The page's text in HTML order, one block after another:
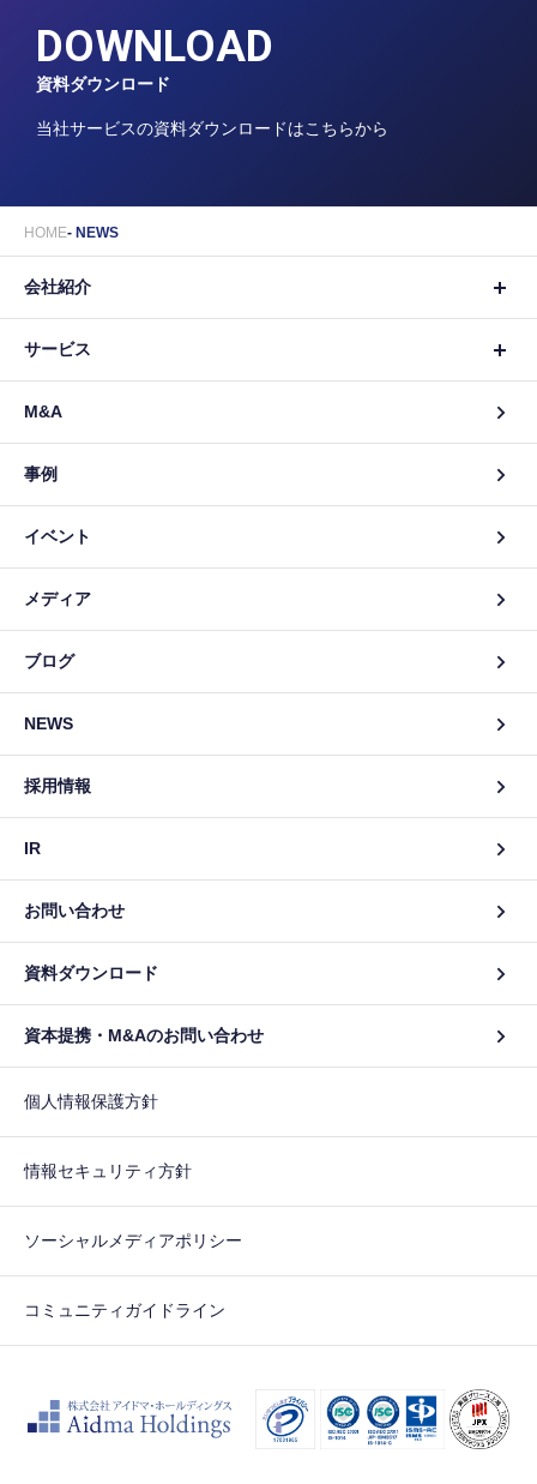
DOWNLOAD
資料ダウンロード
当社サービスの資料ダウンロードはこちらから
HOME NEWS
会社紹介
サービス
M&A
事例
イベント
メディア
ブログ
NEWS
採用情報
IR
お問い合わせ
資料ダウンロード
資本提携・M&Aのお問い合わせ
個人情報保護方針
情報セキュリティ方針
ソーシャルメディアポリシー
コミュニティガイドライン